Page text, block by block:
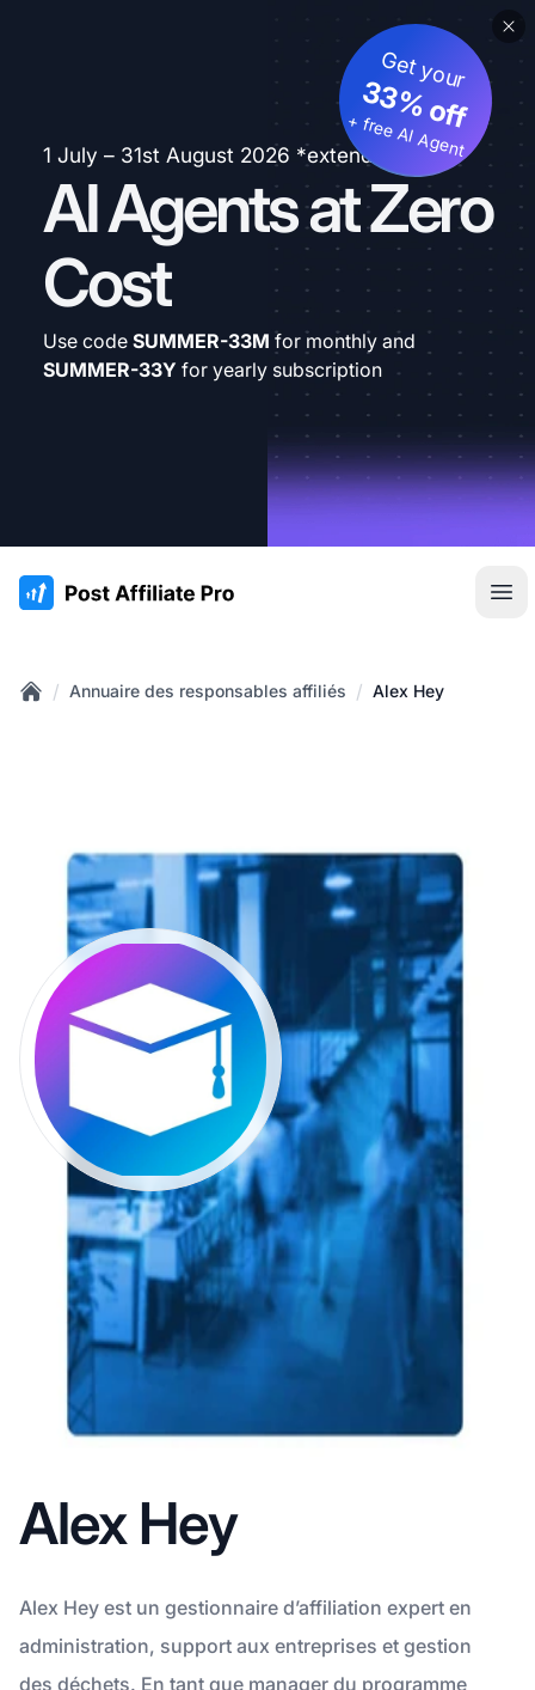
1 July – 31st August 2026 *extended
AI Agents at Zero
Cost
Get your
33% off
+ free AI Agent
Use code SUMMER-33M for monthly and
SUMMER-33Y for yearly subscription
:site.title
/ Annuaire des responsables affiliés / Alex Hey
Alex Hey
Alex Hey est un gestionnaire d’affiliation expert en
administration, support aux entreprises et gestion
des déchets. En tant que manager du programme